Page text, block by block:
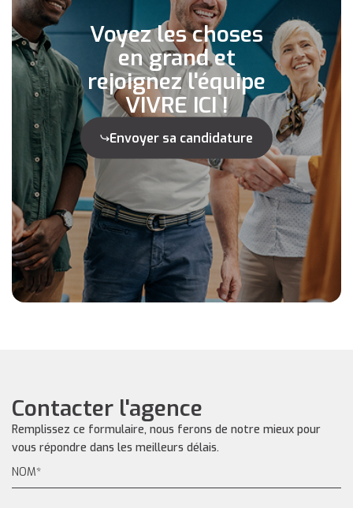
Voyez les choses
en grand et
rejoignez l'équipe
VIVRE ICI !
Envoyer sa candidature
Contacter l'agence
Remplissez ce formulaire, nous ferons de notre mieux pour
vous répondre dans les meilleurs délais.